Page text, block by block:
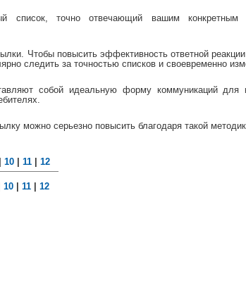
точно отвечающий вашим конкретным
Чтобы повысить эффективность ответной
следить за точностью списков и своевременно
собой идеальную форму коммуникаций для
можно серьезно повысить благодаря такой
| 10 | 11 | 12
10 | 11 | 12